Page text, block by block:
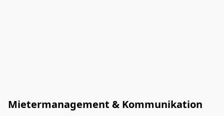
Mietermanagement & Kommunikation